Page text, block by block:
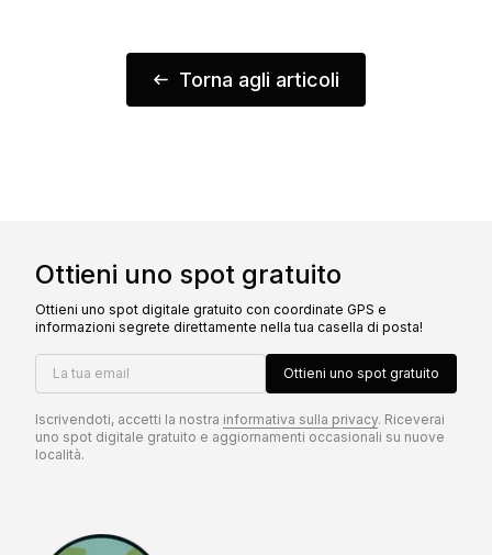
Torna agli articoli
Ottieni uno spot gratuito
Ottieni uno spot digitale gratuito con coordinate GPS e
informazioni segrete direttamente nella tua casella di posta!
La tua email Ottieni uno spot gratuito
Iscrivendoti, accetti la nostra informativa sulla privacy. Riceverai
uno spot digitale gratuito e aggiornamenti occasionali su nuove
località.